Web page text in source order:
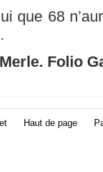
que 68
Folio
Haut de page